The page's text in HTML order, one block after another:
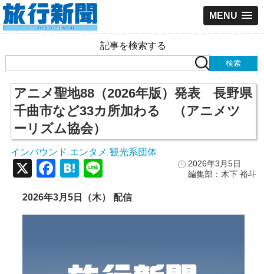
MENU
記事を検索する
アニメ聖地88（2026年版）発表 長野県
千曲市など33カ所加わる （アニメツ
ーリズム協会）
インバウンド エンタメ 観光系団体
2026年3月5日
編集部：木下 裕斗
X Facebook
Hatena
2026年3月5日（木） 配信